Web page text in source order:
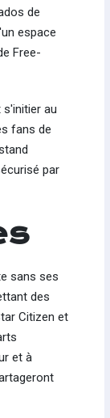
de
espace
Free-
au
fans de
par
sans ses
des
Citizen et
et à